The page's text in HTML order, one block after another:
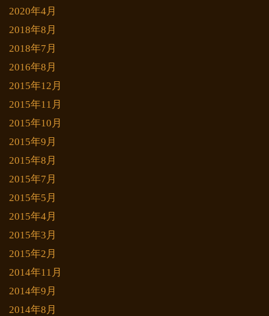
2020年4月
2018年8月
2018年7月
2016年8月
2015年12月
2015年11月
2015年10月
2015年9月
2015年8月
2015年7月
2015年5月
2015年4月
2015年3月
2015年2月
2014年11月
2014年9月
2014年8月